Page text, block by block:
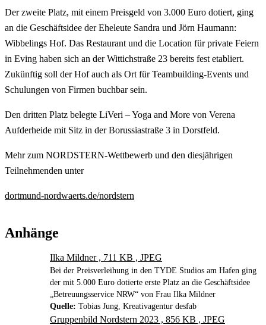
Der zweite Platz, mit einem Preisgeld von 3.000 Euro dotiert, ging
an die Geschäftsidee der Eheleute Sandra und Jörn Haumann:
Wibbelings Hof. Das Restaurant und die Location für private Feiern
in Eving haben sich an der Wittichstraße 23 bereits fest etabliert.
Zukünftig soll der Hof auch als Ort für Teambuilding-Events und
Schulungen von Firmen buchbar sein.
Den dritten Platz belegte LiVeri – Yoga and More von Verena
Aufderheide mit Sitz in der Borussiastraße 3 in Dorstfeld.
Mehr zum NORDSTERN-Wettbewerb und den diesjährigen
Teilnehmenden unter
dortmund-nordwaerts.de/nordstern
Anhänge
Ilka Mildner , 711 KB , JPEG
Bei der Preisverleihung in den TYDE Studios am Hafen ging
der mit 5.000 Euro dotierte erste Platz an die Geschäftsidee
„Betreuungsservice NRW“ von Frau Ilka Mildner
Quelle: Tobias Jung, Kreativagentur desfab
Gruppenbild Nordstern 2023 , 856 KB , JPEG